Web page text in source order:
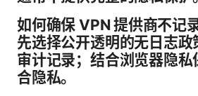
如何确保 VPN 提供商不记
先选择公开透明的无日志政
审计记录；结合浏览器隐
合隐私。